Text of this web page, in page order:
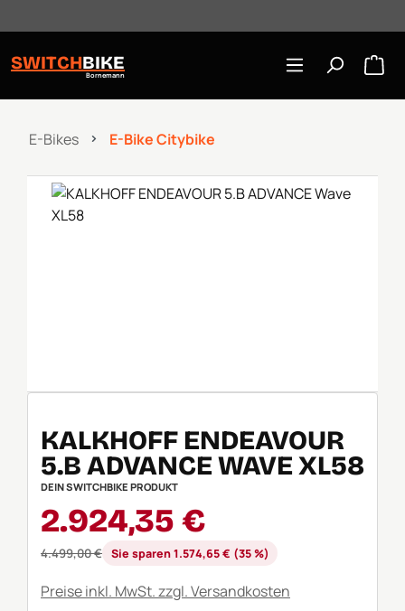
SWITCHBIKE
Bornemann
E-Bikes E-Bike Citybike
Bildergalerie überspringen
KALKHOFF ENDEAVOUR
5.B ADVANCE WAVE XL58
DEIN SWITCHBIKE PRODUKT
Verkaufspreis:
2.924,35 €
Regulärer Preis:
4.499,00 € Sie sparen 1.574,65 € (35 %)
Preise inkl. MwSt. zzgl. Versandkosten